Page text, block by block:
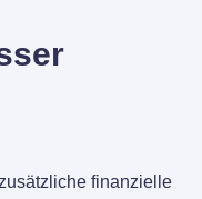
finanzielle